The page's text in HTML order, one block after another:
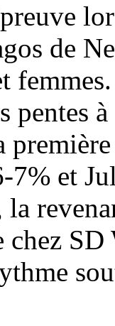
de
pentes
7% et